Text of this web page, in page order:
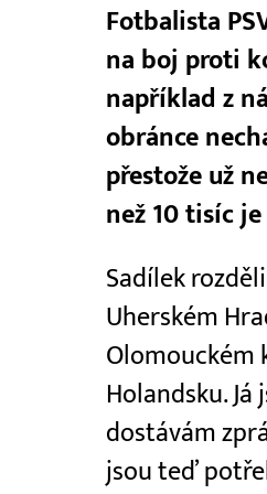
Fotbalista
na boj proti
například z
obránce
přestože už
než 10 tisíc
Sadílek
Uherském
Olomouckém
Holandsku.
dostávám
jsou teď